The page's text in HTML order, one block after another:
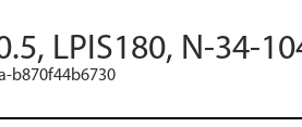
LPIS180, N-34-
b870f44b6730